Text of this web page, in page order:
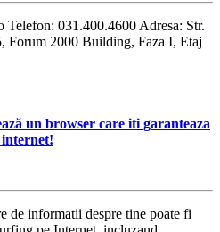
Telefon: 031.400.4600 Adresa: Str.
Forum 2000 Building, Faza I, Etaj
un browser care iti garanteaza
internet!
de informatii despre tine poate fi